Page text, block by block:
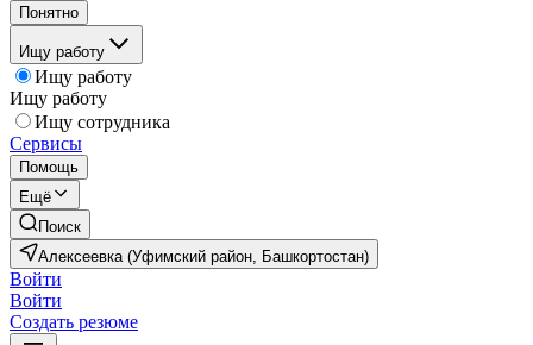
Понятно
Ищу работу
Ищу работу
Ищу работу
Ищу сотрудника
Сервисы
Помощь
Ещё
Поиск
Алексеевка (Уфимский район, Башкортостан)
Войти
Войти
Создать резюме